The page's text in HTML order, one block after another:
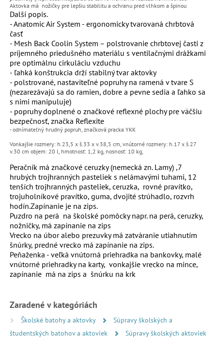
Aktovka má nožičky pre lepšiu stabilitu a ochranu pred vlhkom a špinou
Další popis.
- Anatomic Air System - ergonomicky tvarovaná chrbtová
časť
- Mesh Back Coolin System – polstrovanie chrbtovej časti z
príjemného priedušného materiálu s ventilačnými drážkami
pre optimálnu cirkuláciu vzduchu
- ľahká konštrukcia drží stabilný tvar aktovky
- polstrované, nastaviteľné popruhy na ramená v tvare S
(nezarezávajú sa do ramien, dobre a pevne sedia a ľahko sa
s nimi manipuluje)
- popruhy doplnené o značkové reflexné plochy pre väčšiu
bezpečnosť, značka Reflexite
- odnímateľný hrudný popruh, značková pracka YKK
Vonkajšie rozmery: h.23,5 x š.33 x v.38,5 cm, vnútorné rozmery: h.17 x š.27
v.30 cm objem: 20 l, hmotnosť: 1,2 kg, nosnosť: 10 kg,
Peračník má značkové ceruzky (nemecká zn. Lamy) ,7
hrubých trojhranných pasteliek s nelámavými tuhami, 12
tenších trojhranných pasteliek, ceruzka, rovné pravítko,
trojuholníkové pravítko, guma, dvojité strúhadlo, rozvrh
hodín.Zapínanie je na zips.
Puzdro na perá na školské pomôcky napr. na perá, ceruzky,
nožničky, má zapínanie na zips
Vrecko na úbor alebo prezuvky má zatváranie utiahnutím
šnúrky, predné vrecko má zapínanie na zips.
Peňaženka - veľká vnútorná priehradka na bankovky, malé
vnútorné priehradky na karty, vonkajšie vrecko na mince,
zapínanie má na zips a šnúrku na krk
Zaradené v kategóriách
Školské batohy a aktovky
Súpravy školských a
študentských batohov a aktoviek
Súpravy školských aktoviek